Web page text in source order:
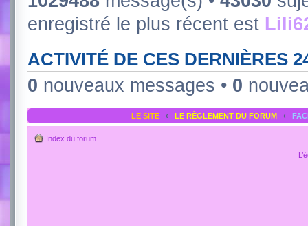
enregistré le plus récent est
ACTIVITÉ DE CES DERNIÈRES
0 nouveaux messages • 0
LE SITE ‹ LE RÈGLEMENT DU FORUM ‹
Index du forum